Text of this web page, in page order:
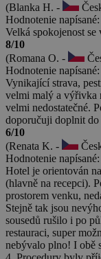
(Blanka H. -
Hodnotenie
Velká spokojenost se
8/10
(Romana O. -
Hodnotenie
Vynikající strava,
velmi malý a výřivka
velmi nedostatečné.
doporučuji doplnit do
6/10
(Renata K. -
Hodnotenie
Hotel je orientován
(hlavně na recepci).
prostorem venku,
Stejně tak jsou
sousedů rušilo i po
restauraci, super
nebývalo plno! I obě